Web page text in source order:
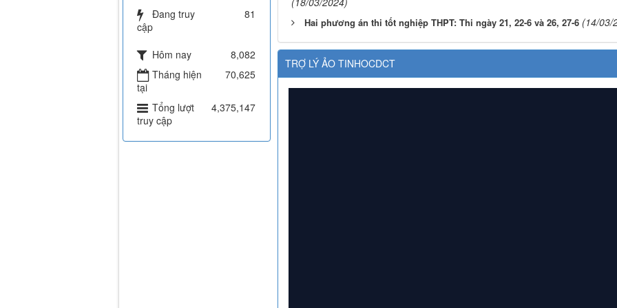
Hai phương án thi tốt nghiệp THPT: Thi ngày 21, 22-6 và 26, 27-6 (14/03/
TRỢ LÝ ẢO TINHOCDCT
Đang truy
cập
81
Hôm nay
8,082
Tháng hiện
tại
70,625
Tổng lượt
truy cập
4,375,147